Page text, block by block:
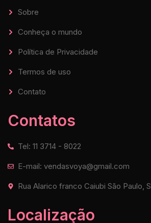
Sobre
Conheça o mundo
Política de Privacidade
Termos de uso
Contato
Contatos
Tel: 11 3714 - 8022
E-mail: vendasvoya@gmail.com
Rua Alarico franco Caiubi São Paulo,
Localização